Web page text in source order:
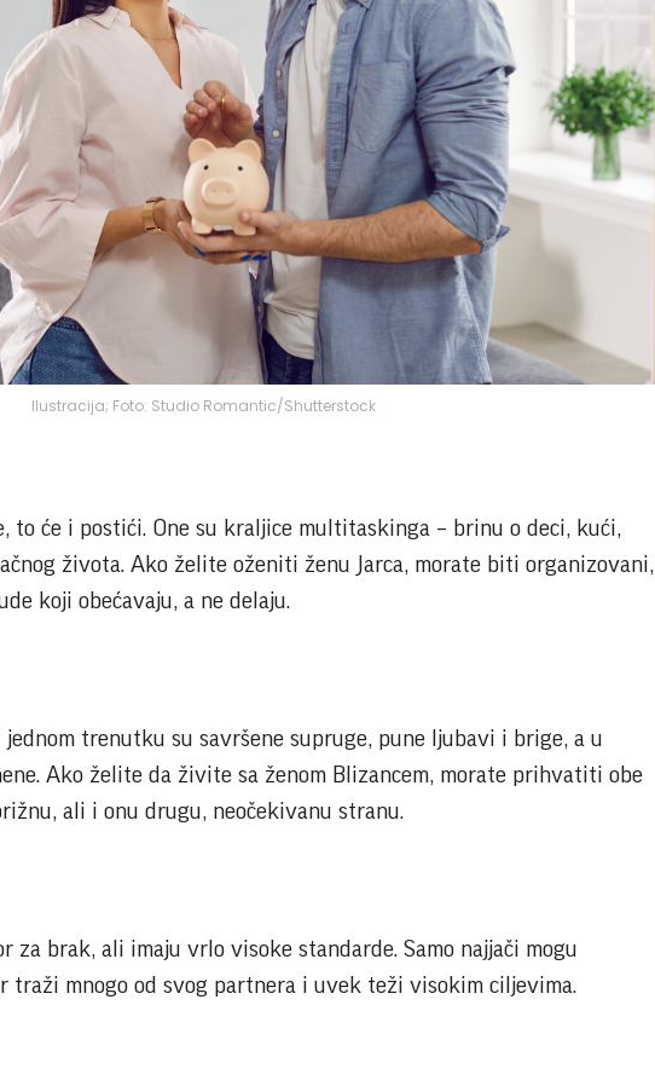
Ilustracija; Foto: Studio Romantic/Shutterstock
to će i postići. One su kraljice multitaskinga – brinu o deci, kući,
života. Ako želite oženiti ženu Jarca, morate biti organizovani,
koji obećavaju, a ne delaju.
trenutku su savršene supruge, pune ljubavi i brige, a u
Ako želite da živite sa ženom Blizancem, morate prihvatiti obe
ali i onu drugu, neočekivanu stranu.
za brak, ali imaju vrlo visoke standarde. Samo najjači mogu
traži mnogo od svog partnera i uvek teži visokim ciljevima.